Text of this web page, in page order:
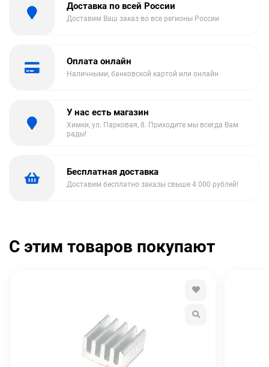
Доставка по всей России
Доставим Ваш заказ во все регионы России
Оплата онлайн
Наличными, банковской картой или онлайн
У нас есть магазин
Химки, ул. Парковая, 8. Приходите мы всегда Вам
рады!
Бесплатная доставка
Доставим бесплатно заказы свыше 4 000 рублей!
С этим товаров покупают